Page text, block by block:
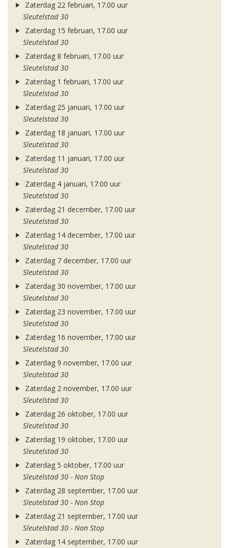
Zaterdag 22 februari, 17.00 uur
Sleutelstad 30
Zaterdag 15 februari, 17.00 uur
Sleutelstad 30
Zaterdag 8 februari, 17.00 uur
Sleutelstad 30
Zaterdag 1 februari, 17.00 uur
Sleutelstad 30
Zaterdag 25 januari, 17.00 uur
Sleutelstad 30
Zaterdag 18 januari, 17.00 uur
Sleutelstad 30
Zaterdag 11 januari, 17.00 uur
Sleutelstad 30
Zaterdag 4 januari, 17.00 uur
Sleutelstad 30
Zaterdag 21 december, 17.00 uur
Sleutelstad 30
Zaterdag 14 december, 17.00 uur
Sleutelstad 30
Zaterdag 7 december, 17.00 uur
Sleutelstad 30
Zaterdag 30 november, 17.00 uur
Sleutelstad 30
Zaterdag 23 november, 17.00 uur
Sleutelstad 30
Zaterdag 16 november, 17.00 uur
Sleutelstad 30
Zaterdag 9 november, 17.00 uur
Sleutelstad 30
Zaterdag 2 november, 17.00 uur
Sleutelstad 30
Zaterdag 26 oktober, 17.00 uur
Sleutelstad 30
Zaterdag 19 oktober, 17.00 uur
Sleutelstad 30
Zaterdag 5 oktober, 17.00 uur
Sleutelstad 30 - Non Stop
Zaterdag 28 september, 17.00 uur
Sleutelstad 30 - Non Stop
Zaterdag 21 september, 17.00 uur
Sleutelstad 30 - Non Stop
Zaterdag 14 september, 17.00 uur